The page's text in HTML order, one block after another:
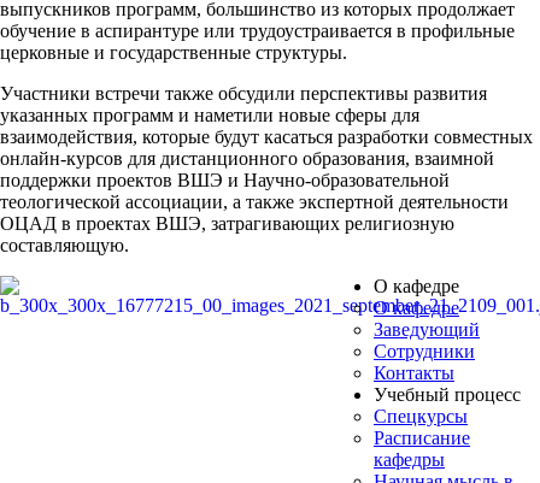
выпускников программ, большинство из которых продолжает
обучение в аспирантуре или трудоустраивается в профильные
церковные и государственные структуры.
Участники встречи также обсудили перспективы развития
указанных программ и наметили новые сферы для
взаимодействия, которые будут касаться разработки совместных
онлайн-курсов для дистанционного образования, взаимной
поддержки проектов ВШЭ и Научно-образовательной
теологической ассоциации, а также экспертной деятельности
ОЦАД в проектах ВШЭ, затрагивающих религиозную
составляющую.
О кафедре
О кафедре
Заведующий
Сотрудники
Контакты
Учебный процесс
Спецкурсы
Расписание
кафедры